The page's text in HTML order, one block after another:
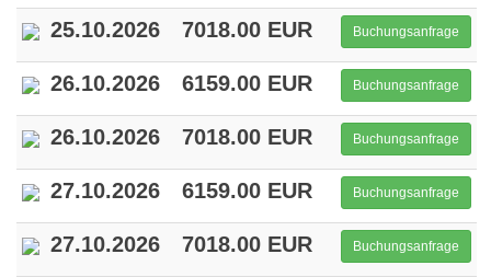
25.10.2026 7018.00 EUR Buchungsanfrage
26.10.2026 6159.00 EUR Buchungsanfrage
26.10.2026 7018.00 EUR Buchungsanfrage
27.10.2026 6159.00 EUR Buchungsanfrage
27.10.2026 7018.00 EUR Buchungsanfrage